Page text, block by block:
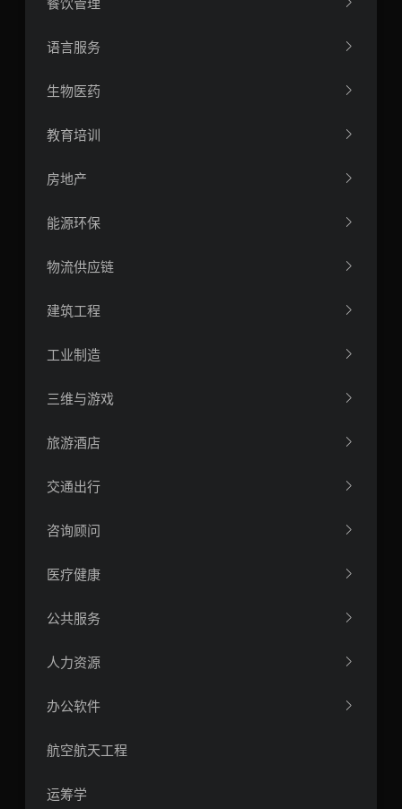
语言服务
生物医药
教育培训
房地产
能源环保
物流供应链
建筑工程
工业制造
三维与游戏
旅游酒店
交通出行
咨询顾问
医疗健康
公共服务
人力资源
办公软件
航空航天工程
运筹学